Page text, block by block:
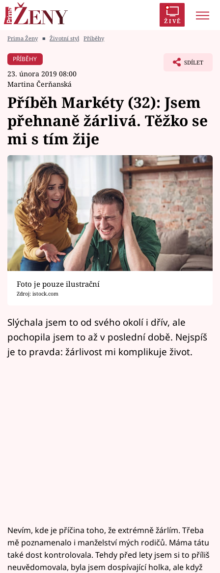
ŽIVĚ
Módní alarm
Témata
Celebrity
Vztahy
Seriály
Horoskopy
Sledujte prima+
Filmový festival Karlovy Vary
Pořady
Mámy sobě
Přihlášení
Prima Ženy ■ Životní styl Příběhy
PŘÍBĚHY
23. února 2019 08:00
Martina Čerňanská
SDÍLET
Příběh Markéty (32): Jsem
přehnaně žárlivá. Těžko se
mi s tím žije
Foto je pouze ilustrační
Zdroj: istock.com
Slýchala jsem to od svého okolí i dřív, ale
pochopila jsem to až v poslední době. Nejspíš
je to pravda: žárlivost mi komplikuje život.
Nevím, kde je příčina toho, že extrémně žárlím. Třeba
mě poznamenalo i manželství mých rodičů. Máma tátu
také dost kontrolovala. Tehdy před lety jsem si to příliš
neuvědomovala, byla jsem dospívající holka, ale když